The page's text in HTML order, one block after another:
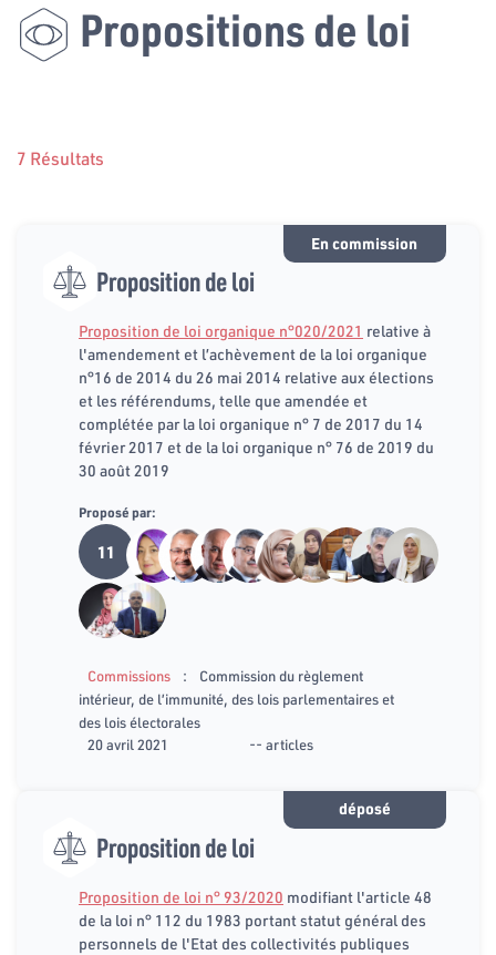
Propositions de loi
7 Résultats
En commission
Proposition de loi
Proposition de loi organique n°020/2021 relative à
l'amendement et l’achèvement de la loi organique
n°16 de 2014 du 26 mai 2014 relative aux élections
et les référendums, telle que amendée et
complétée par la loi organique n° 7 de 2017 du 14
février 2017 et de la loi organique n° 76 de 2019 du
30 août 2019
Proposé par:
11
Commissions :
Commission du règlement
intérieur, de l’immunité, des lois parlementaires et
des lois électorales
20 avril 2021
-- articles
déposé
Proposition de loi
Proposition de loi n° 93/2020 modifiant l'article 48
de la loi n° 112 du 1983 portant statut général des
personnels de l'Etat des collectivités publiques